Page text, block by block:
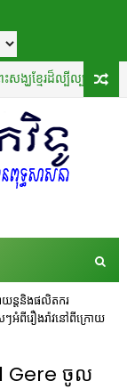
ែរដ៏ល្បីល្បាញបំផុតដែលបា
យន្តនិងផលិតករ
អំពីរឿងរ៉ាវនៅពីក្រោយ
Gere ចូល